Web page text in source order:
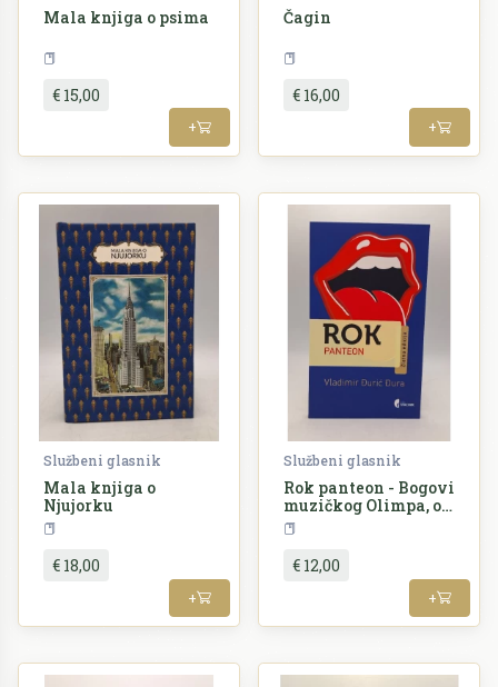
Mala knjiga o psima
€ 15,00
+
Čagin
€ 16,00
+
Službeni glasnik
Mala knjiga o
Njujorku
€ 18,00
+
Službeni glasnik
Rok panteon - Bogovi
muzičkog Olimpa, od
Elvisa do Madone
€ 12,00
+